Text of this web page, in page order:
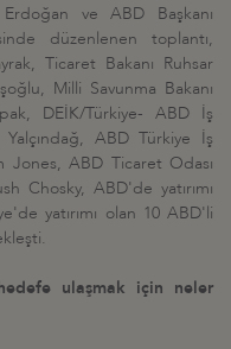
ve ABD Başkanı
düzenlenen toplantı,
Ticaret Bakanı Ruhsar
Milli Savunma Bakanı
DEİK/Türkiye- ABD İş
ABD Türkiye İş
Jones, ABD Ticaret Odası
Chosky, ABD'de yatırımı
yatırımı olan 10 ABD'li
ulaşmak için neler